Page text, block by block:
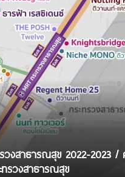
วงสาธารณสุข 2022-2023 /
รวงสาธารณสุข